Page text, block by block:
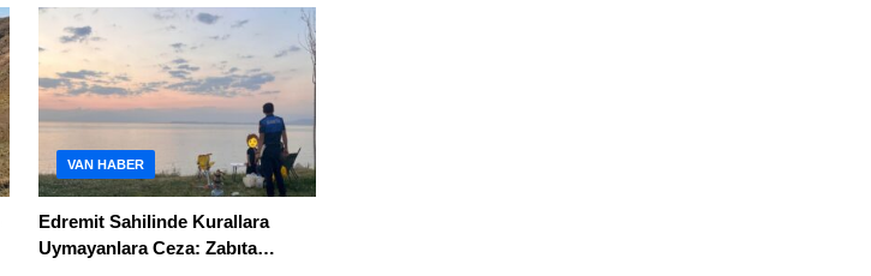
VAN HABER
Edremit Sahilinde Kurallara
Uymayanlara Ceza: Zabıta